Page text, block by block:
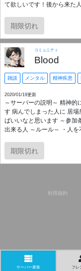
て欲しいです！後から来た
期限切れ
コミュニティ
Blood
雑談 メンタル 精神疾患
2020/01/19更新
～サーバーの説明～ 精神的
す 病んでしまった人に 居場所を与えて あげられるようなサーバーに なれ
ばいいなと思います ～参加条件～ ・精神的に病んでる人 ・精神疾患を理解
出来る人 ～ルール～ ・人を不快にさせない 上記のことに当てはまり ルー
_) 系列サーバー▼ ～サーバーの説明～ 精神的に病んでしまった人が 集ま
る雑談用サーバーです 病んでしまった人に 居場所を与えて あげられるよう
なサーバーに なればいいなと思います ～参加条件～
お願いします*_ _) 系列サーバー▼
期限切れ
利用規約
サーバー募集 フレ